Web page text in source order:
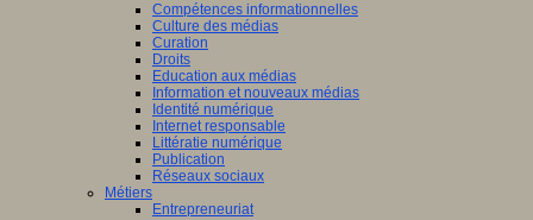
Compétences informationnelles
Culture des médias
Curation
Droits
Education aux médias
Information et nouveaux médias
Identité numérique
Internet responsable
Littératie numérique
Publication
Réseaux sociaux
Métiers
Entrepreneuriat